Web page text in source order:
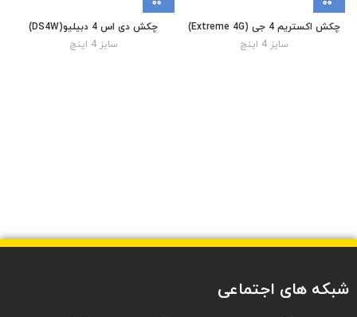
چکش اکستریم 4 جی (Extreme 4G)
سایز 4 اینچ
چکش دی اس 4 دبیلیو(DS4W)
سایز 4 اینچ
شبکه های اجتماعی